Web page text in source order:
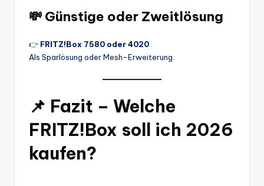
💸 Günstige oder Zweitlösung
👉 FRITZ!Box 7580 oder 4020
Als Sparlösung oder Mesh-Erweiterung.
📌 Fazit – Welche
FRITZ!Box soll ich 2026
kaufen?